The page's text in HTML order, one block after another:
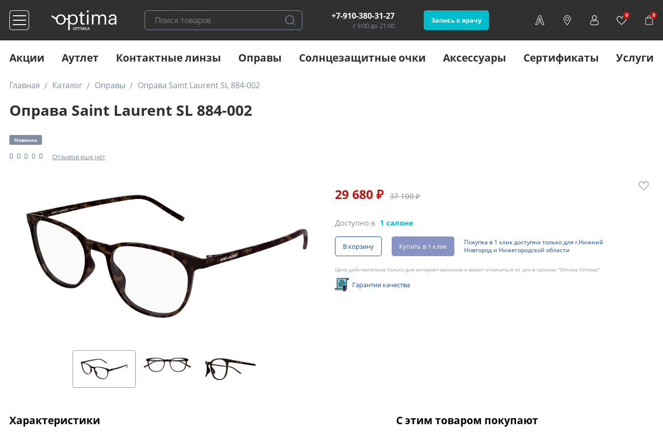
+7-910-380-31-27
с 9:00 до 21:00
Запись к врачу
0 0
Акции Аутлет Контактные линзы Оправы Солнцезащитные очки Аксессуары Сертификаты Услуги
Главная Каталог Оправы Оправа Saint Laurent SL 884-002
Оправа Saint Laurent SL 884-002
Новинка
Отзывов еще нет
29 680 ₽ 37 100 ₽
Доступно в 1 салоне
В корзину Купить в 1 клик
Покупка в 1 клик доступна только для г.Нижний
Новгород и Нижегородской области
Цена действительна только для интернет-магазина и может отличаться от цен в салонах "Оптика Оптима"
Гарантии качества
Характеристики С этим товаром покупают